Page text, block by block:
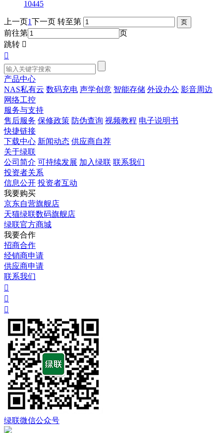
10445
上一页1下一页 转至第
前往第
页
跳转 

产品中心
NAS私有云 数码充电 声学创意 智能存储 外设办公 影音周边
网络工控
服务与支持
售后服务 保修政策 防伪查询 视频教程 电子说明书
快捷链接
下载中心 新闻动态 供应商自荐
关于绿联
公司简介 可持续发展 加入绿联 联系我们
投资者关系
信息公开 投资者互动
我要购买
京东自营旗舰店
天猫绿联数码旗舰店
绿联官方商城
我要合作
招商合作
经销商申请
供应商申请
联系我们



绿联微信公众号